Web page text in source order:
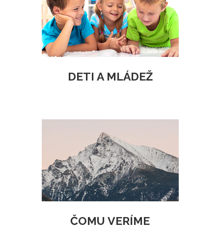
DETI A MLÁDEŽ
ČOMU VERÍME